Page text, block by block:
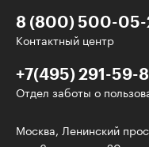
8 (800) 500-05-
Контактный центр
+7(495) 291-59-
Отдел заботы о
Москва, Ленинский
У нас есть